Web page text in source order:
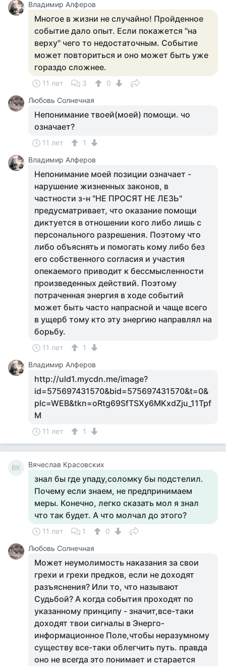
Владимир Алферов
Многое в жизни не случайно! Пройденное
событие дало опыт. Если покажется "на
верху" чего то недостаточным. Событие
может повториться и оно может быть уже
гораздо сложнее.
11 лет 3
0
Любовь Солнечная
Непонимание твоей(моей) помощи. чо
означает?
11 лет
1
Владимир Алферов
Непонимание моей позиции означает -
нарушение жизненных законов, в
частности з-н "НЕ ПРОСЯТ НЕ ЛЕЗЬ"
предусматривает, что оказание помощи
диктуется в отношении кого либо лишь с
персонального разрешения. Поэтому что
либо объяснять и помогать кому либо без
его собственного согласия и участия
опекаемого приводит к бессмысленности
произведенных действий. Поэтому
потраченная энергия в ходе событий
может быть часто напрасной и чаще всего
в ущерб тому кто эту энергию направлял на
борьбу.
11 лет
1
Владимир Алферов
http://uld1.mycdn.me/image?
id=575697431570&bid=575697431570&t=0&
plc=WEB&tkn=oRtg69SfTSXy6MKxdZju_11Tpf
M
11 лет 1
ВК Вячеслав Красовских
знал бы где упаду,соломку бы подстелил.
Почему если знаем, не предпринимаем
меры. Конечно, легко сказать мол я знал
что так будет. А что молчал до этого?
11 лет 1
0
Любовь Солнечная
Может неумолимость наказания за свои
грехи и грехи предков, если не доходят
разъяснения? Или то, что называют
Судьбой? А когда события проходят по
указанному принципу - значит,все-таки
доходят твои сигналы в Энерго-
информационное Поле,чтобы неразумному
существу все-таки облегчить путь. правда
оно не всегда это понимает и старается